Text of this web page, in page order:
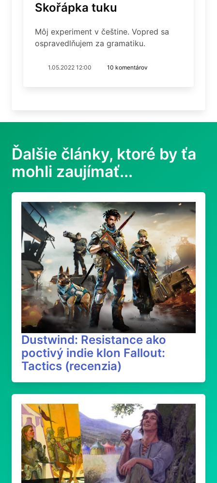
Skořápka tuku
Môj experiment v češtine. Vopred sa
ospravedlňujem za gramatiku.
1.05.2022 12:00 10 komentárov
Ďalšie články, ktoré by ťa
mohli zaujímať...
Dustwind: Resistance ako
poctivý indie klon Fallout:
Tactics (recenzia)